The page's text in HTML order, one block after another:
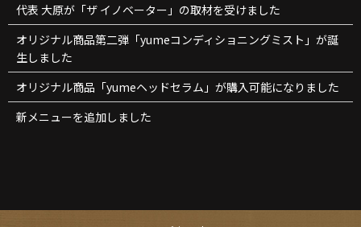
代表 大原が「ザ イノベーター」の取材を受けました
オリジナル商品第二弾「yumeコンディショニングミスト」が誕
生しました
オリジナル商品「yumeヘッドセラム」が購入可能になりました
新メニューを追加しました